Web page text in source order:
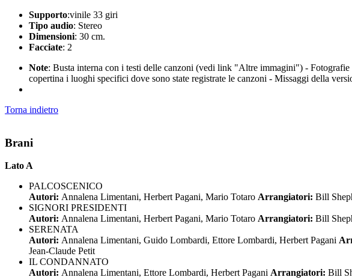
Supporto:vinile 33 giri
Tipo audio: Stereo
Dimensioni: 30 cm.
Facciate: 2
Note: Busta interna con i testi delle canzoni (vedi link "Altre immagini") -
copertina i luoghi specifici dove sono state registrate le canzoni - Missaggi della
Torna indietro
Brani
Lato A
PALCOSCENICO
Autori: Annalena Limentani, Herbert Pagani, Mario Totaro Arrangiatori: Bill
SIGNORI PRESIDENTI
Autori: Annalena Limentani, Herbert Pagani, Mario Totaro Arrangiatori: Bill
SERENATA
Autori: Annalena Limentani, Guido Lombardi, Ettore Lombardi, Herbert Pagani
Jean-Claude Petit
IL CONDANNATO
Autori: Annalena Limentani, Ettore Lombardi, Herbert Pagani Arrangiatori: Bill